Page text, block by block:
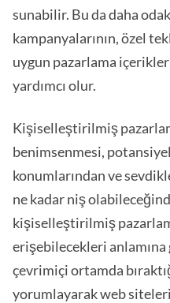
sunabilir. Bu da daha
kampanyalarının, özel
uygun pazarlama
yardımcı olur.
Kişiselleştirilmiş
benimsenmesi,
konumlarından ve
ne kadar niş
kişiselleştirilmiş
erişebilecekleri
çevrimiçi ortamda
yorumlayarak web